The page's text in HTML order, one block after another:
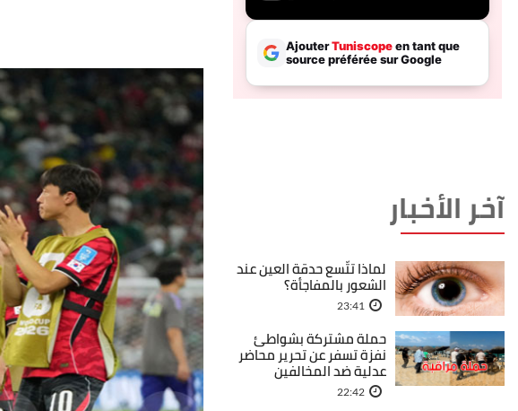
آخر الأخبار
لماذا تتّسع حدقة العين عند
الشعور بالمفاجأة؟
23:41
حملة مشتركة بشواطئ
نفزة تسفر عن تحرير محاضر
عدلية ضد المخالفين
22:42